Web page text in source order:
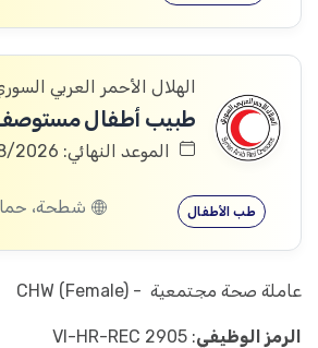
الهلال الأحمر العربي
طبيب أطفال
الموعد النهائي: 10/08/2026
طب الأطفال شطحة،
عاملة صحة مجتمعية - CHW (Female)
الرمز الوظيفي: VI-HR-REC 2905